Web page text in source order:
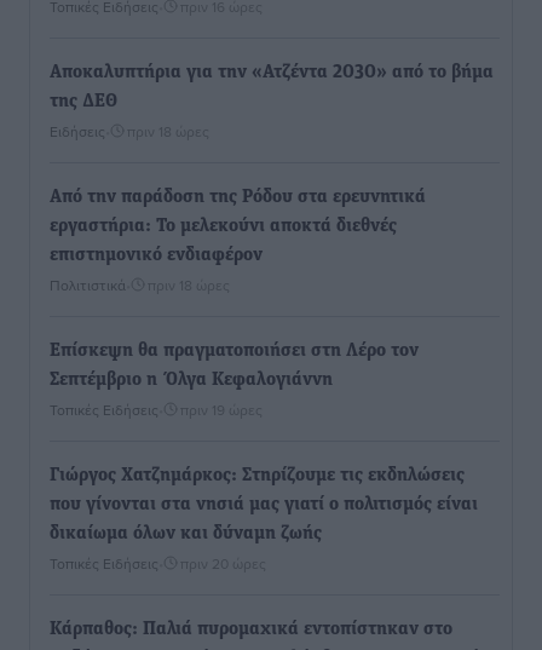
Τοπικές Ειδήσεις πριν 16 ώρες
Αποκαλυπτήρια για την «Ατζέντα 2030» από το βήμα
της ΔΕΘ
Ειδήσεις πριν 18 ώρες
Από την παράδοση της Ρόδου στα ερευνητικά
εργαστήρια: Το μελεκούνι αποκτά διεθνές
επιστημονικό ενδιαφέρον
Πολιτιστικά πριν 18 ώρες
Επίσκεψη θα πραγματοποιήσει στη Λέρο τον
Σεπτέμβριο η Όλγα Κεφαλογιάννη
Τοπικές Ειδήσεις πριν 19 ώρες
Γιώργος Χατζημάρκος: Στηρίζουμε τις εκδηλώσεις
που γίνονται στα νησιά μας γιατί ο πολιτισμός είναι
δικαίωμα όλων και δύναμη ζωής
Τοπικές Ειδήσεις πριν 20 ώρες
Κάρπαθος: Παλιά πυρομαχικά εντοπίστηκαν στο